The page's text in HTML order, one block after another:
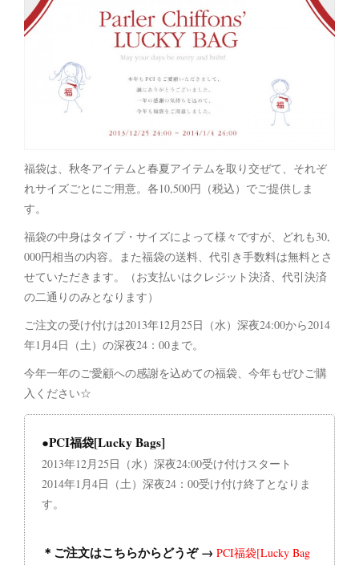
福袋は、秋冬アイテムと春夏アイテムを取り交ぜて、それぞ
れサイズごとにご用意。各10,500円（税込）でご提供しま
す。
福袋の中身はタイプ・サイズによって様々ですが、どれも30,
000円相当の内容。また福袋の送料、代引き手数料は無料とさ
せていただきます。（お支払いはクレジット決済、代引決済
の二通りのみとなります）
ご注文の受け付けは2013年12月25日（水）深夜24:00から2014
年1月4日（土）の深夜24：00まで。
今年一年のご愛顧への感謝を込めての福袋、今年もぜひご購
入ください☆
●PCI福袋[Lucky Bags]
2013年12月25日（水）深夜24:00受け付けスタート
2014年1月4日（土）深夜24：00受け付け終了となりま
す。
＊ご注文はこちらからどうぞ → PCI福袋[Lucky Bag